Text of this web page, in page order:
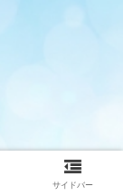
サイドバー